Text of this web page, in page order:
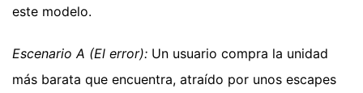
este modelo.
Escenario A (El error): Un usuario compra la unidad
más barata que encuentra, atraído por unos escapes